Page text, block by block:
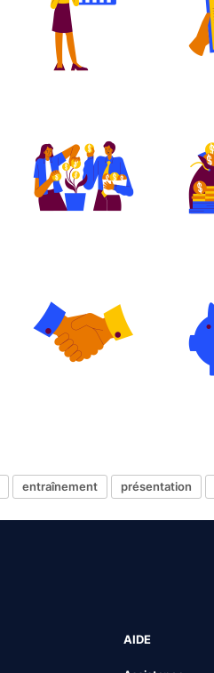
entraînement présentation
AIDE